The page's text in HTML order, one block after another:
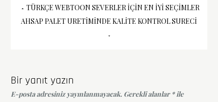
Yazı
TÜRKÇE WEBTOON SEVERLER İÇIN EN İYI SEÇIMLER
AHSAP PALET URETIMINDE KALITE KONTROL SURECI
Bir yanıt yazın
E-posta adresiniz yayınlanmayacak. Gerekli alanlar *ile